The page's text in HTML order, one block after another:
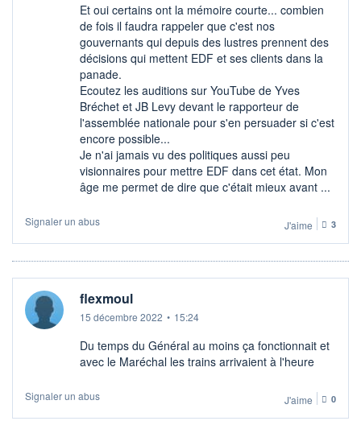
Et oui certains ont la mémoire courte... combien
de fois il faudra rappeler que c'est nos
gouvernants qui depuis des lustres prennent des
décisions qui mettent EDF et ses clients dans la
panade.
Ecoutez les auditions sur YouTube de Yves
Bréchet et JB Levy devant le rapporteur de
l'assemblée nationale pour s'en persuader si c'est
encore possible...
Je n'ai jamais vu des politiques aussi peu
visionnaires pour mettre EDF dans cet état. Mon
âge me permet de dire que c'était mieux avant ...
Signaler un abus J'aime 3
flexmoul
15 décembre 2022 • 15:24
Du temps du Général au moins ça fonctionnait et
avec le Maréchal les trains arrivaient à l'heure
Signaler un abus J'aime 0